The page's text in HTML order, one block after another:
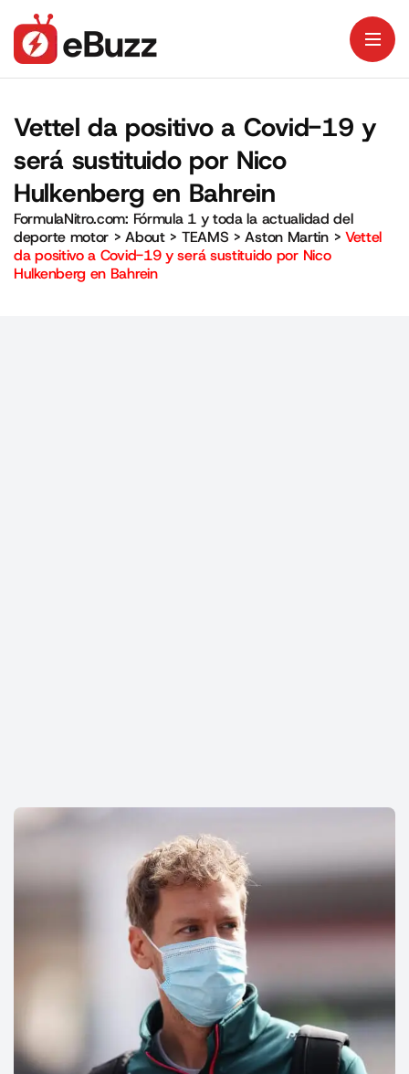
Vettel da positivo a Covid-19 y
será sustituido por Nico
Hulkenberg en Bahrein
FormulaNitro.com: Fórmula 1 y toda la actualidad del
deporte motor >About> TEAMS >Aston Martin> Vettel
da positivo a Covid-19 y será sustituido por Nico
Hulkenberg en Bahrein